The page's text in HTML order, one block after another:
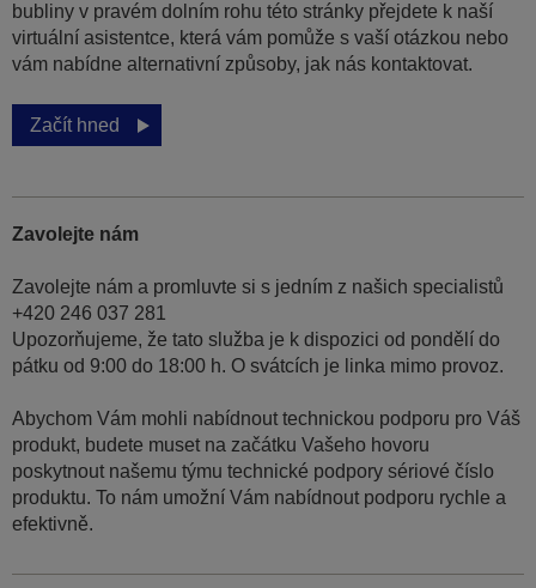
bubliny v pravém dolním rohu této stránky přejdete k naší
virtuální asistentce, která vám pomůže s vaší otázkou nebo
vám nabídne alternativní způsoby, jak nás kontaktovat.
Začít hned
Zavolejte nám
Zavolejte nám a promluvte si s jedním z našich specialistů
+420 246 037 281
Upozorňujeme, že tato služba je k dispozici od pondělí do
pátku od 9:00 do 18:00 h. O svátcích je linka mimo provoz.
Abychom Vám mohli nabídnout technickou podporu pro Váš
produkt, budete muset na začátku Vašeho hovoru
poskytnout našemu týmu technické podpory sériové číslo
produktu. To nám umožní Vám nabídnout podporu rychle a
efektivně.